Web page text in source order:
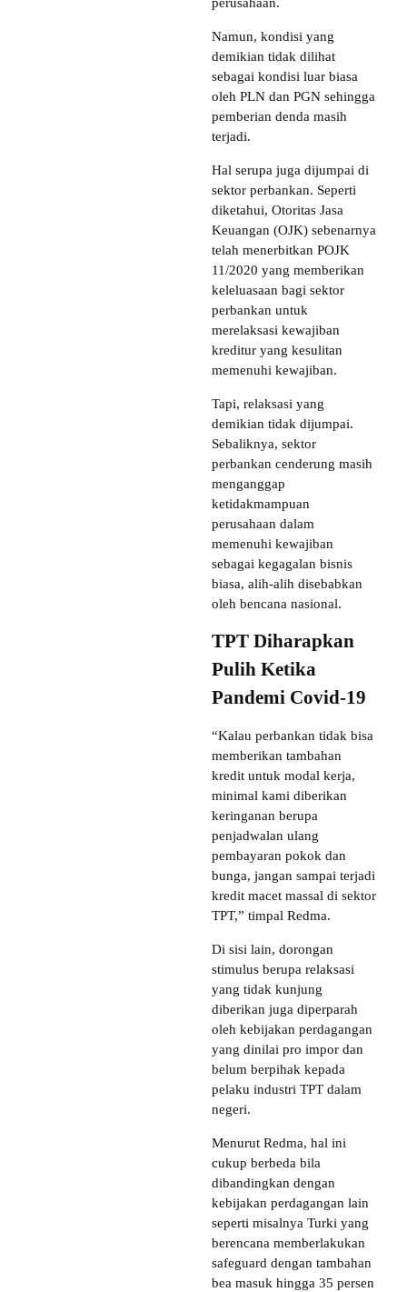
Namun, kondisi yang
demikian tidak dilihat
sebagai kondisi luar biasa
oleh PLN dan PGN sehingga
pemberian denda masih
terjadi.
Hal serupa juga dijumpai di
sektor perbankan. Seperti
diketahui, Otoritas Jasa
Keuangan (OJK) sebenarnya
telah menerbitkan POJK
11/2020 yang memberikan
keleluasaan bagi sektor
perbankan untuk
merelaksasi kewajiban
kreditur yang kesulitan
memenuhi kewajiban.
Tapi, relaksasi yang
demikian tidak dijumpai.
Sebaliknya, sektor
perbankan cenderung masih
menganggap
ketidakmampuan
perusahaan dalam
memenuhi kewajiban
sebagai kegagalan bisnis
biasa, alih-alih disebabkan
oleh bencana nasional.
TPT Diharapkan
Pulih Ketika
Pandemi Covid-19
“Kalau perbankan tidak bisa
memberikan tambahan
kredit untuk modal kerja,
minimal kami diberikan
keringanan berupa
penjadwalan ulang
pembayaran pokok dan
bunga, jangan sampai terjadi
kredit macet massal di sektor
TPT,” timpal Redma.
Di sisi lain, dorongan
stimulus berupa relaksasi
yang tidak kunjung
diberikan juga diperparah
oleh kebijakan perdagangan
yang dinilai pro impor dan
belum berpihak kepada
pelaku industri TPT dalam
negeri.
Menurut Redma, hal ini
cukup berbeda bila
dibandingkan dengan
kebijakan perdagangan lain
seperti misalnya Turki yang
berencana memberlakukan
safeguard dengan tambahan
bea masuk hingga 35 persen